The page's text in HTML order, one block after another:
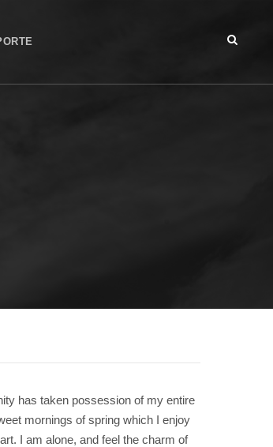
has taken possession of my entire
mornings of spring which I enjoy
I am alone, and feel the charm of